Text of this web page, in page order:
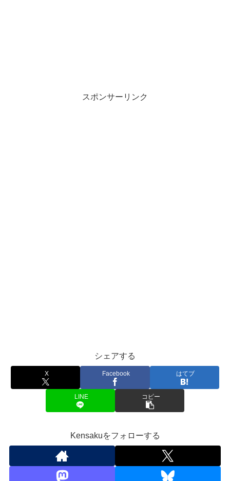
スポンサーリンク
シェアする
X Facebook はてブ
LINE コピー
Kensakuをフォローする